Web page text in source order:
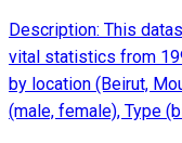
Description: This
vital statistics from
by location (Beirut,
(male, female), Type